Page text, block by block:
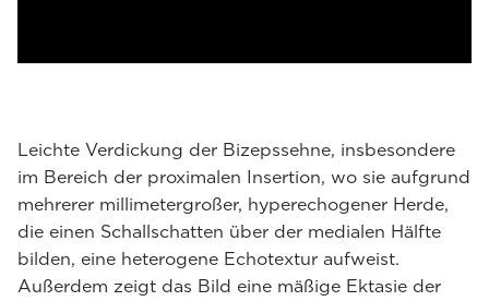
Leichte Verdickung der Bizepssehne, insbesondere
im Bereich der proximalen Insertion, wo sie aufgrund
mehrerer millimetergroßer, hyperechogener Herde,
die einen Schallschatten über der medialen Hälfte
bilden, eine heterogene Echotextur aufweist.
Außerdem zeigt das Bild eine mäßige Ektasie der